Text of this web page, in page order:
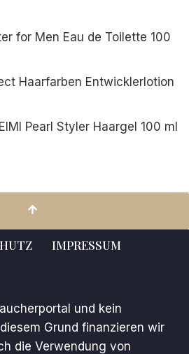
for Men Eau de Toilette 100
Haarfarben Entwicklerlotion
Pearl Styler Haargel 100 ml
IMPRESSUM
und kein
Grund finanzieren wir
die Verwendung von